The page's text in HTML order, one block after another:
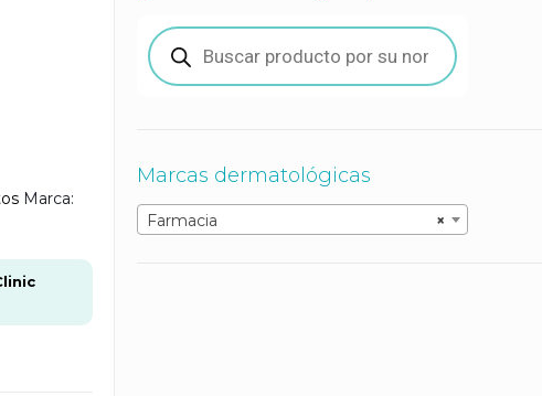
Marca:
Búsqueda
de
productos
Marcas dermatológicas
×
Farmacia